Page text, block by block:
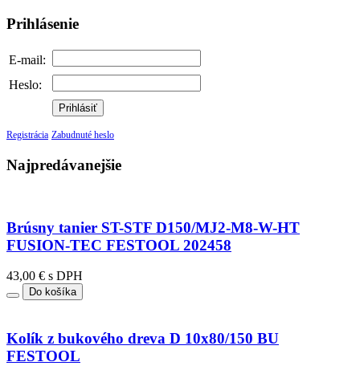
Prihlásenie
E-mail:
Heslo:
Prihlásiť
Registrácia Zabudnuté heslo
Najpredávanejšie
Brúsny tanier ST-STF D150/MJ2-M8-W-HT
FUSION-TEC FESTOOL 202458
43,00 € s DPH
Do košíka
Kolík z bukového dreva D 10x80/150 BU
FESTOOL